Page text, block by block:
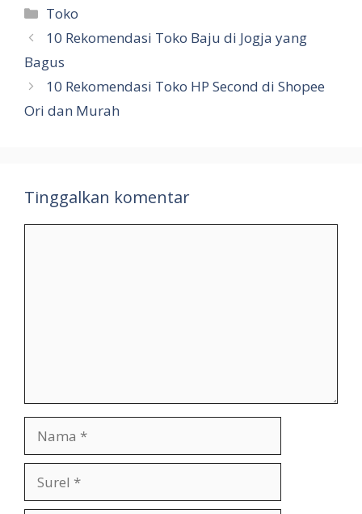
Kategori
Toko
10 Rekomendasi Toko Baju di Jogja yang
Bagus
10 Rekomendasi Toko HP Second di Shopee
Ori dan Murah
Tinggalkan komentar